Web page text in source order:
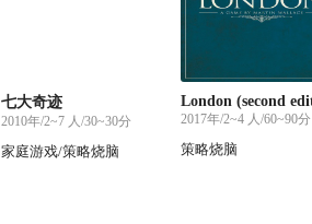
七大奇迹
2010年/2~7 人/30~30分
家庭游戏/策略烧脑
London (second
2017年/2~4 人/60~90分
策略烧脑